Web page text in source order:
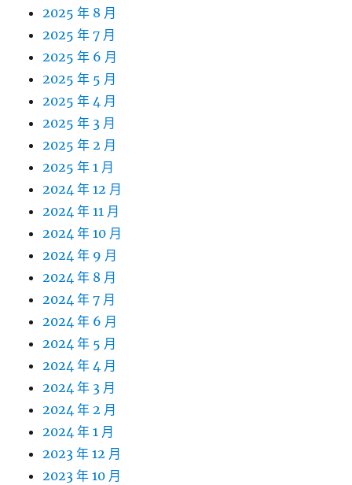
2025 年 8 月
2025 年 7 月
2025 年 6 月
2025 年 5 月
2025 年 4 月
2025 年 3 月
2025 年 2 月
2025 年 1 月
2024 年 12 月
2024 年 11 月
2024 年 10 月
2024 年 9 月
2024 年 8 月
2024 年 7 月
2024 年 6 月
2024 年 5 月
2024 年 4 月
2024 年 3 月
2024 年 2 月
2024 年 1 月
2023 年 12 月
2023 年 10 月